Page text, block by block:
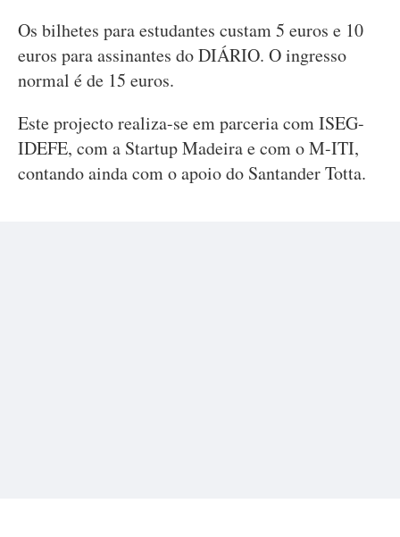
Os bilhetes para estudantes custam 5 euros e 10
euros para assinantes do DIÁRIO. O ingresso
normal é de 15 euros.
Este projecto realiza-se em parceria com ISEG-
IDEFE, com a Startup Madeira e com o M-ITI,
contando ainda com o apoio do Santander Totta.